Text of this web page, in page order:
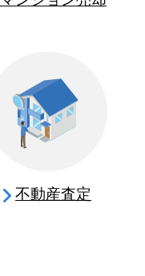
不動産査定